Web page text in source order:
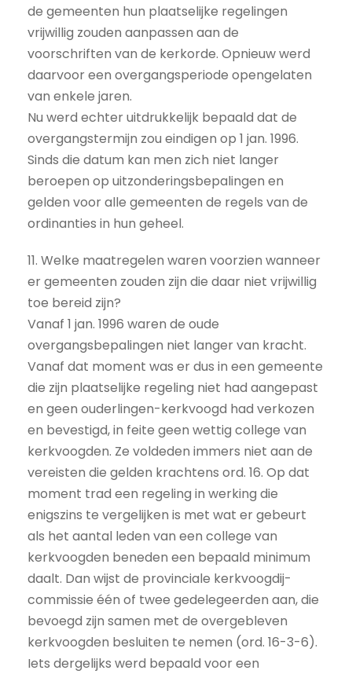
de gemeenten hun plaatselijke regelingen
vrijwillig zouden aanpassen aan de
voorschriften van de kerkorde. Opnieuw werd
daarvoor een overgangsperiode opengelaten
van enkele jaren.
Nu werd echter uitdrukkelijk bepaald dat de
overgangstermijn zou eindigen op 1 jan. 1996.
Sinds die datum kan men zich niet langer
beroepen op uitzonderingsbepalingen en
gelden voor alle gemeenten de regels van de
ordinanties in hun geheel.
11. Welke maatregelen waren voorzien wanneer
er gemeenten zouden zijn die daar niet vrijwillig
toe bereid zijn?
Vanaf 1 jan. 1996 waren de oude
overgangsbepalingen niet langer van kracht.
Vanaf dat moment was er dus in een gemeente
die zijn plaatselijke regeling niet had aangepast
en geen ouderlingen-kerkvoogd had verkozen
en bevestigd, in feite geen wettig college van
kerkvoogden. Ze voldeden immers niet aan de
vereisten die gelden krachtens ord. 16. Op dat
moment trad een regeling in werking die
enigszins te vergelijken is met wat er gebeurt
als het aantal leden van een college van
kerkvoogden beneden een bepaald minimum
daalt. Dan wijst de provinciale kerkvoogdij-
commissie één of twee gedelegeerden aan, die
bevoegd zijn samen met de overgebleven
kerkvoogden besluiten te nemen (ord. 16-3-6).
Iets dergelijks werd bepaald voor een